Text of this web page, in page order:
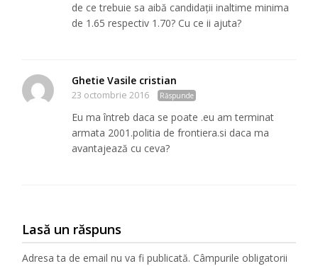
de ce trebuie sa aibă candidații inaltime minima
de 1.65 respectiv 1.70? Cu ce ii ajuta?
Ghetie Vasile cristian
23 octombrie 2016 Răspunde
Eu ma întreb daca se poate .eu am terminat
armata 2001.politia de frontiera.si daca ma
avantajează cu ceva?
Lasă un răspuns
Adresa ta de email nu va fi publicată. Câmpurile obligatorii